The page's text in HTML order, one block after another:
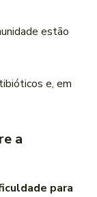
estão
e, em
a
para